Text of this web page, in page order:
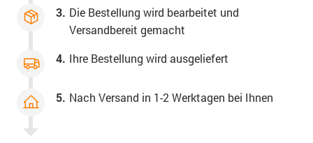
3. Die Bestellung wird bearbeitet und
Versandbereit gemacht
4. Ihre Bestellung wird ausgeliefert
5. Nach Versand in 1-2 Werktagen bei Ihnen